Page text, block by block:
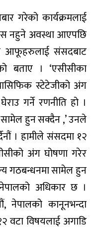
गरेको कार्यक्रमलाई
नहुने अवस्था आएपछि
आफूहरुलाई संसदबाट
बताए । ‘एसीसीका
स्टेटेजीको अंग
गर्ने रणनीति हो ।
हुन सक्दैन ,’ उनले
। हामीले संसदमा १२
अंग घोषणा गरेर
गठबन्धनमा सामेल हुन
अधिकार छ ।
नेपालको कानूनभन्दा
वटा विषयलाई अगाडि